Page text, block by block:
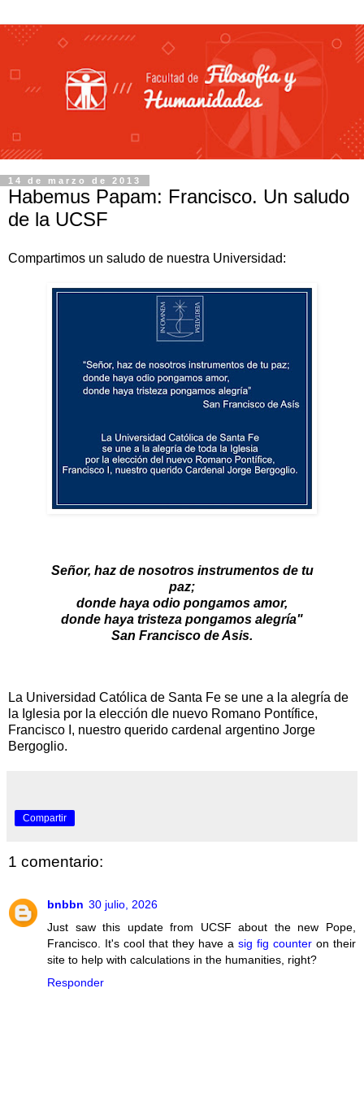
14 de marzo de 2013
Habemus Papam: Francisco. Un saludo
de la UCSF
Compartimos un saludo de nuestra Universidad:
Señor, haz de nosotros instrumentos de tu
paz;
donde haya odio pongamos amor,
donde haya tristeza pongamos alegría"
San Francisco de Asis.
La Universidad Católica de Santa Fe se une a la alegría de
la Iglesia por la elección dle nuevo Romano Pontífice,
Francisco I, nuestro querido cardenal argentino Jorge
Bergoglio.
Compartir
1 comentario:
bnbbn 30 julio, 2026
Just saw this update from UCSF about the new Pope,
Francisco. It's cool that they have a sig fig counter on their
site to help with calculations in the humanities, right?
Responder